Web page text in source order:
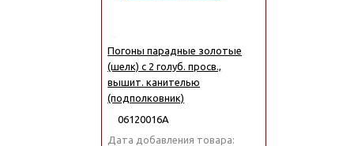
Погоны парадные золотые
(шелк) с 2 голуб. просв.,
вышит. канителью
(подполковник)
06120016А
Дата добавления товара: